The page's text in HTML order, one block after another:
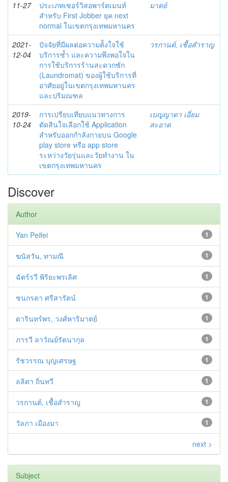
11-27
ประเภทเซอร์วิสอพาร์ตเมนท์
สำหรับ First Jobber ยุค next
normal ในเขตกรุงเทพมหานคร
มาตย์
2021-
12-04
ปัจจัยที่มีผลต่อความต้ังใจใช้
บริการซ้ำ และความพึงพอใจใน
การใช้บริการร้านสะดวกซัก
(Laundromat) ของผู้ใช้บริการที่
อาศัยอยู่ในเขตกรุงเทพมหานคร
และปริมณฑล
วรกานต์, เชื้อสำราญ
2019-
10-24
การเปรียบเทียบแนวทางการ
ตัดสินใจเลือกใช้ Application
สำหรับออกกำลังกายบน Google
play store หรือ app store
ระหว่างวัยรุ่นและวัยทำงาน ใน
เขตกรุงเทพมหานคร
เบญญาดา เอี่ยม
สะอาด
Discover
Author
1
Yan Peifei
1
ฆนัสวัน, ทามณี
1
ฉัตร์รวี พิริยะพรเลิศ
1
ชนกรดา ศรีสารัตน์
1
ดารินทร์พร, วงศ์หาริมาตย์
1
ภารวี ลาวัณย์รัตนากุล
1
รัชวรรณ บุญเศรษฐ
1
ลลิตา ถิ่นทวี
1
วรกานต์, เชื้อสำราญ
1
วัลภา เมืองมา
next >
Subject